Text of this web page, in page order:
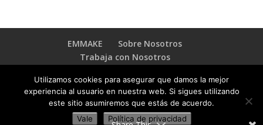
EMMAKE
Sobre Nosotros
Trabaja con Nosotros
Copyright © 2023 EMMAKE - ByEmmake INC
Utilizamos cookies para asegurar que damos la mejor
experiencia al usuario en nuestra web. Si sigues utilizando
este sitio asumiremos que estás de acuerdo.
Vale
Política de privacidad